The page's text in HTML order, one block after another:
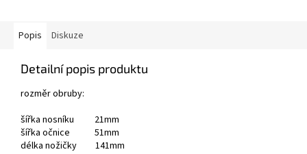
Popis Diskuze
Detailní popis produktu
rozměr obruby:
šířka nosníku 21mm
šířka očnice 51mm
délka nožičky 141mm